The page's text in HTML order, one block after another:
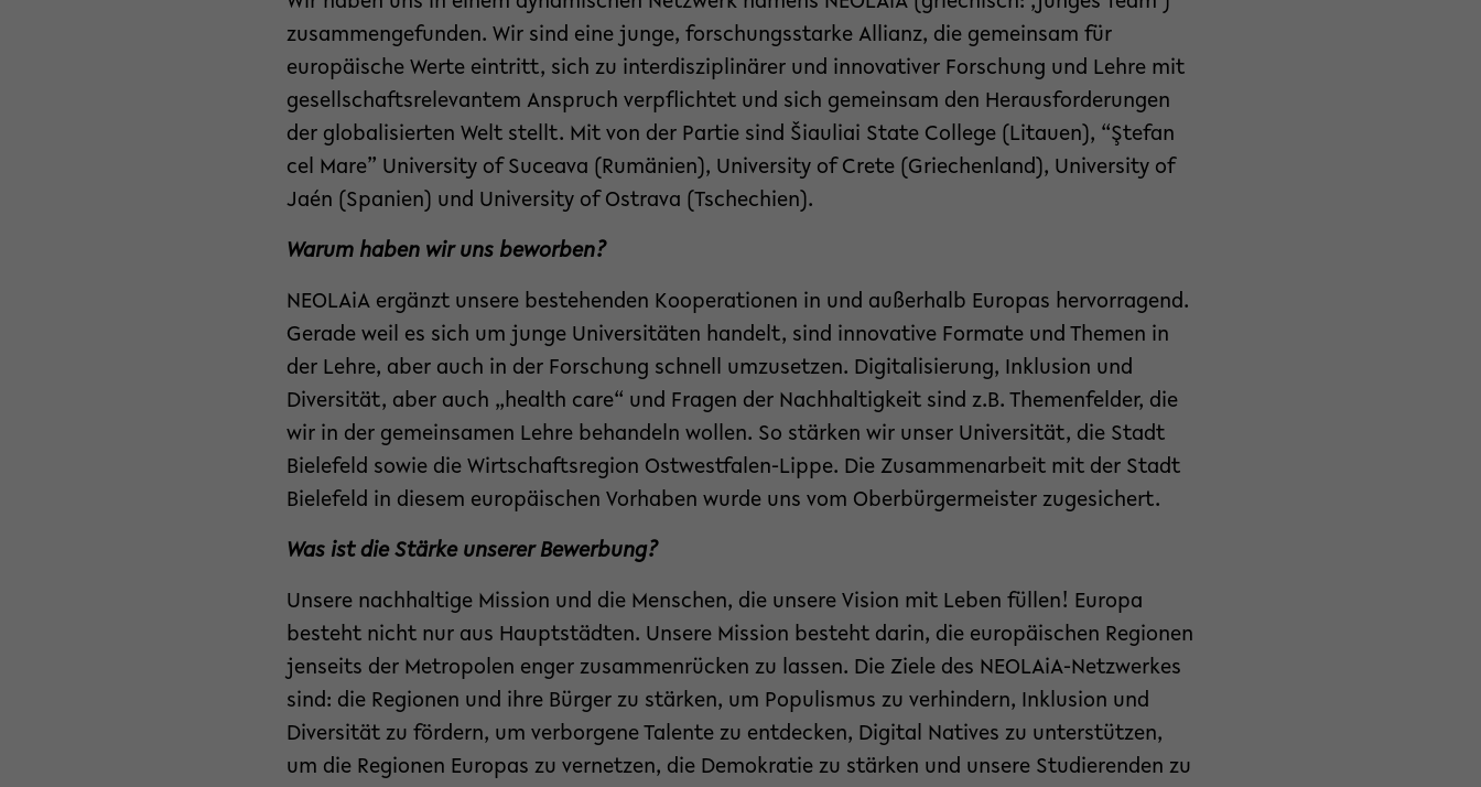
zusammengefunden. Wir sind eine junge, forschungsstarke Allianz, die gemeinsam für
europäische Werte eintritt, sich zu interdisziplinärer und innovativer Forschung und Lehre mit
gesellschaftsrelevantem Anspruch verpflichtet und sich gemeinsam den Herausforderungen
der globalisierten Welt stellt. Mit von der Partie sind Šiauliai State College (Litauen), “Ştefan
cel Mare” University of Suceava (Rumänien), University of Crete (Griechenland), University of
Jaén (Spanien) und University of Ostrava (Tschechien).
Warum haben wir uns beworben?
NEOLAiA ergänzt unsere bestehenden Kooperationen in und außerhalb Europas hervorragend.
Gerade weil es sich um junge Universitäten handelt, sind innovative Formate und Themen in
der Lehre, aber auch in der Forschung schnell umzusetzen. Digitalisierung, Inklusion und
Diversität, aber auch „health care“ und Fragen der Nachhaltigkeit sind z.B. Themenfelder, die
wir in der gemeinsamen Lehre behandeln wollen. So stärken wir unser Universität, die Stadt
Bielefeld sowie die Wirtschaftsregion Ostwestfalen-Lippe. Die Zusammenarbeit mit der Stadt
Bielefeld in diesem europäischen Vorhaben wurde uns vom Oberbürgermeister zugesichert.
Was ist die Stärke unserer Bewerbung?
Unsere nachhaltige Mission und die Menschen, die unsere Vision mit Leben füllen! Europa
besteht nicht nur aus Hauptstädten. Unsere Mission besteht darin, die europäischen Regionen
jenseits der Metropolen enger zusammenrücken zu lassen. Die Ziele des NEOLAiA-Netzwerkes
sind: die Regionen und ihre Bürger zu stärken, um Populismus zu verhindern, Inklusion und
Diversität zu fördern, um verborgene Talente zu entdecken, Digital Natives zu unterstützen,
um die Regionen Europas zu vernetzen, die Demokratie zu stärken und unsere Studierenden zu